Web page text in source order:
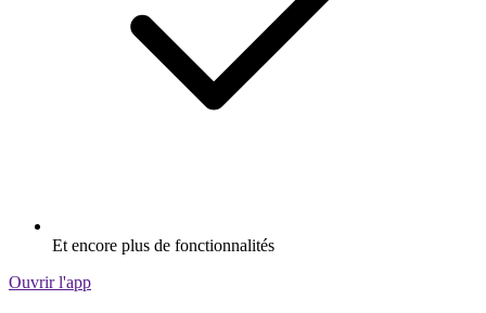
Et encore plus de fonctionnalités
Ouvrir l'app